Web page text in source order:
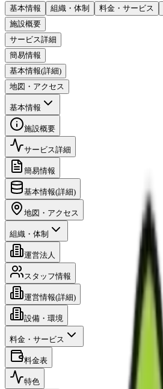
基本情報
組織・体制 料金・サービス
施設概要
サービス詳細
簡易情報
基本情報(詳細)
地図・アクセス
基本情報
施設概要
サービス詳細
簡易情報
基本情報(詳細)
地図・アクセス
組織・体制
運営法人
スタッフ情報
運営情報(詳細)
設備・環境
料金・サービス
料金表
特色